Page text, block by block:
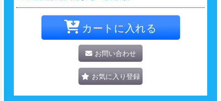
カートに入れる
お問い合わせ
お気に入り登録